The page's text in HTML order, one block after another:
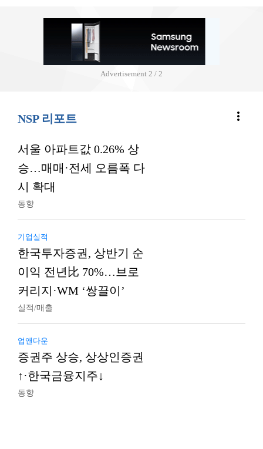
Advertisement 2 / 2
NSP 리포트 more_vert
서울 아파트값 0.26% 상
승…매매·전세 오름폭 다
시 확대
동향
기업실적
한국투자증권, 상반기 순
이익 전년比 70%…브로
커리지·WM ‘쌍끌이’
실적/매출
업앤다운
증권주 상승, 상상인증권
↑·한국금융지주↓
동향